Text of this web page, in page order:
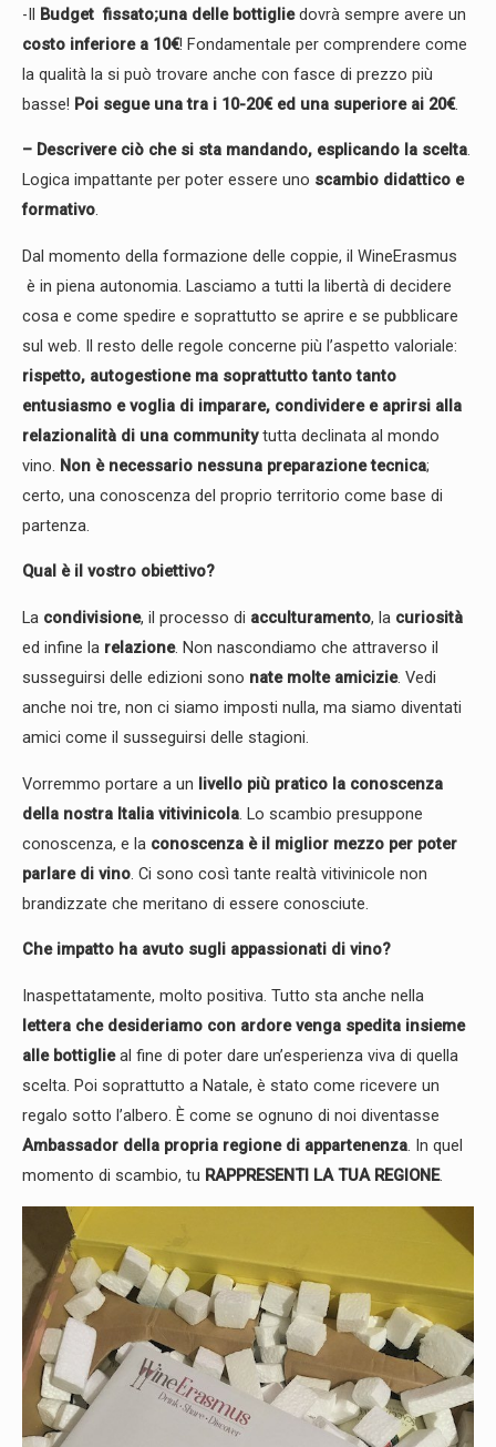
-Il Budget fissato;una delle bottigliedovrà sempre avere un
costo inferiore a 10€! Fondamentale per comprendere come
la qualità la si può trovare anche con fasce di prezzo più
basse! Poi segue una tra i 10-20€ ed una superiore ai 20€.
– Descrivere ciò che si sta mandando, esplicando la scelta.
Logica impattante per poter essere uno scambio didattico e
formativo.
Dal momento della formazione delle coppie, il WineErasmus
è in piena autonomia. Lasciamo a tutti la libertà di decidere
cosa e come spedire e soprattutto se aprire e se pubblicare
sul web. Il resto delle regole concerne più l’aspetto valoriale:
rispetto, autogestione ma soprattutto tanto tanto
entusiasmo e voglia di imparare, condividere e aprirsi alla
relazionalità di una communitytutta declinata al mondo
vino. Non è necessario nessuna preparazione tecnica;
certo, una conoscenza del proprio territorio come base di
partenza.
Qual è il vostro obiettivo?
La condivisione, il processo di acculturamento, la curiosità
ed infine la relazione. Non nascondiamo che attraverso il
susseguirsi delle edizioni sono nate molte amicizie. Vedi
anche noi tre, non ci siamo imposti nulla, ma siamo diventati
amici come il susseguirsi delle stagioni.
Vorremmo portare a un livello più pratico la conoscenza
della nostra Italia vitivinicola . Lo scambio presuppone
conoscenza, e la conoscenza è il miglior mezzo per poter
parlare di vino . Ci sono così tante realtà vitivinicole non
brandizzate che meritano di essere conosciute.
Che impatto ha avuto sugli appassionati di vino?
Inaspettatamente, molto positiva. Tutto sta anche nella
lettera che desideriamo con ardore venga spedita insieme
alle bottiglieal fine di poter dare un’esperienza viva di quella
scelta. Poi soprattutto a Natale, è stato come ricevere un
regalo sotto l’albero. È come se ognuno di noi diventasse
Ambassador della propria regione di appartenenza. In quel
momento di scambio, tu RAPPRESENTI LA TUA REGIONE.